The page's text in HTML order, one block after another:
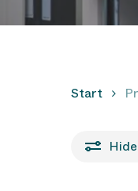
Start
Hide